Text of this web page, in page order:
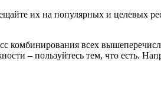
их на популярных и целевых
комбинирования всех
– пользуйтесь тем, что есть.